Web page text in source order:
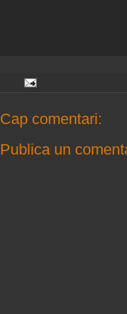
Cap comentari:
Publica un